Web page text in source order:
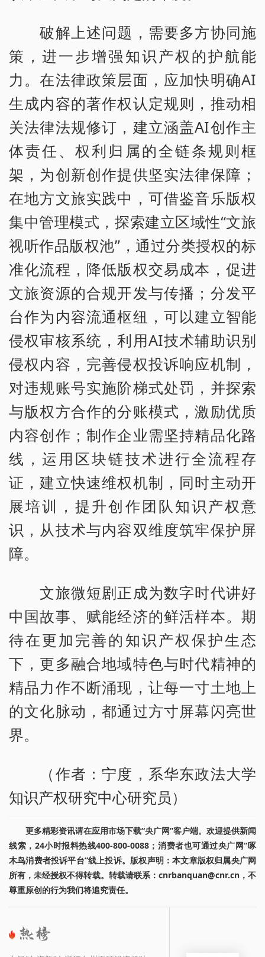
破解上述问题，需要多方协同施
策，进一步增强知识产权的护航能
力。在法律政策层面，应加快明确AI
生成内容的著作权认定规则，推动相
关法律法规修订，建立涵盖AI创作主
体责任、权利归属的全链条规则框
架，为创新创作提供坚实法律保障；
在地方文旅实践中，可借鉴音乐版权
集中管理模式，探索建立区域性“文旅
视听作品版权池”，通过分类授权的标
准化流程，降低版权交易成本，促进
文旅资源的合规开发与传播；分发平
台作为内容流通枢纽，可以建立智能
侵权审核系统，利用AI技术辅助识别
侵权内容，完善侵权投诉响应机制，
对违规账号实施阶梯式处罚，并探索
与版权方合作的分账模式，激励优质
内容创作；制作企业需坚持精品化路
线，运用区块链技术进行全流程存
证，建立快速维权机制，同时主动开
展培训，提升创作团队知识产权意
识，从技术与内容双维度筑牢保护屏
障。
文旅微短剧正成为数字时代讲好
中国故事、赋能经济的鲜活样本。期
待在更加完善的知识产权保护生态
下，更多融合地域特色与时代精神的
精品力作不断涌现，让每一寸土地上
的文化脉动，都通过方寸屏幕闪亮世
界。
（作者：宁度，系华东政法大学
知识产权研究中心研究员）
更多精彩资讯请在应用市场下载“央广网”客户端。欢迎提供新闻
线索，24小时报料热线400-800-0088；消费者也可通过央广网“啄
木鸟消费者投诉平台”线上投诉。版权声明：本文章版权归属央广网
所有，未经授权不得转载。转载请联系：cnrbanquan@cnr.cn，不
尊重原创的行为我们将追究责任。